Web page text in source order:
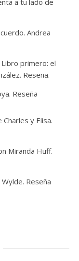
a tu lado de
Andrea
Libro primero: el
Reseña.
Reseña
y Elisa.
Miranda Huff.
Wylde. Reseña